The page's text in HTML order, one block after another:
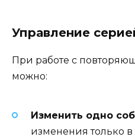
Управление
При работе с
можно:
Изменить одно
изменения только